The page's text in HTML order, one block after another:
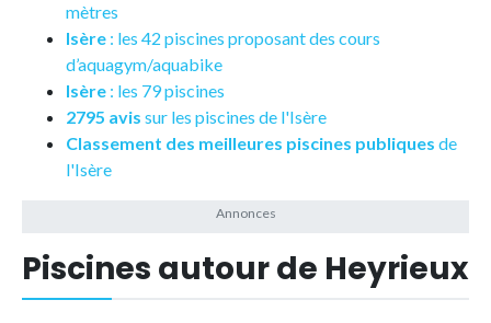
mètres
Isère : les 42 piscines proposant des cours
d’aquagym/aquabike
Isère : les 79 piscines
2795 avis sur les piscines de l'Isère
Classement des meilleures piscines publiques de
l'Isère
Piscines autour de Heyrieux